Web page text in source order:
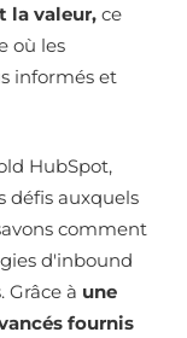
la valeur, ce
où les
informés et
HubSpot,
défis auxquels
comment
d'inbound
à une
fournis